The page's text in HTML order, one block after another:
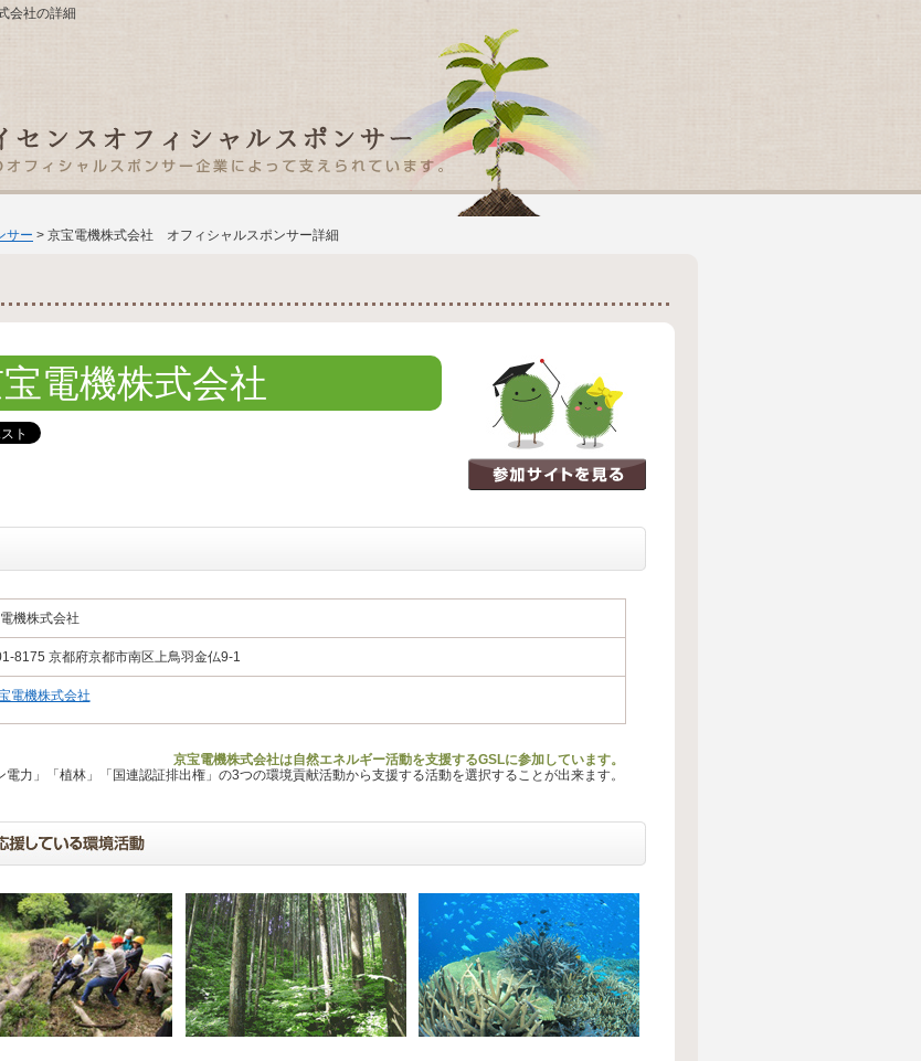
会社の詳細
サー > 京宝電機株式会社 オフィシャルスポンサー詳細
電機株式会社
機株式会社
8175 京都府京都市南区上鳥羽金仏9-1
電機株式会社
京宝電機株式会社は自然エネルギー活動を支援するGSLに参加しています。
電力」「植林」「国連認証排出権」の3つの環境貢献活動から支援する活動を選択することが出来ます。